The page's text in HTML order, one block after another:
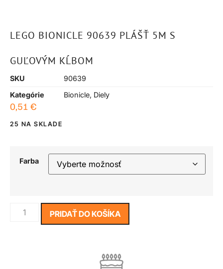
LEGO BIONICLE 90639 PLÁŠŤ 5M S
GUĽOVÝM KĹBOM
SKU
90639
Kategórie
Bionicle, Diely
0,51 €
25 NA SKLADE
Farba
PRIDAŤ DO KOŠÍKA